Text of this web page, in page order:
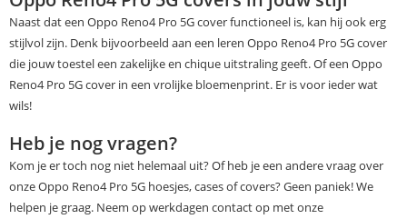
Naast dat een Oppo Reno4 Pro 5G cover functioneel is, kan hij ook erg
stijlvol zijn. Denk bijvoorbeeld aan een leren Oppo Reno4 Pro 5G cover
die jouw toestel een zakelijke en chique uitstraling geeft. Of een Oppo
Reno4 Pro 5G cover in een vrolijke bloemenprint. Er is voor ieder wat
wils!
Heb je nog vragen?
Kom je er toch nog niet helemaal uit? Of heb je een andere vraag over
onze Oppo Reno4 Pro 5G hoesjes, cases of covers? Geen paniek! We
helpen je graag. Neem op werkdagen contact op met onze